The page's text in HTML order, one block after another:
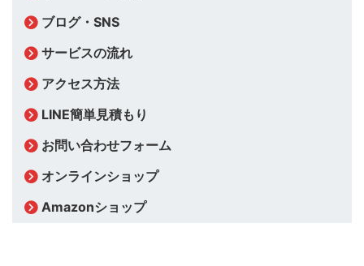
ブログ・SNS
サービスの流れ
アクセス方法
LINE簡単見積もり
お問い合わせフォーム
オンラインショップ
Amazonショップ